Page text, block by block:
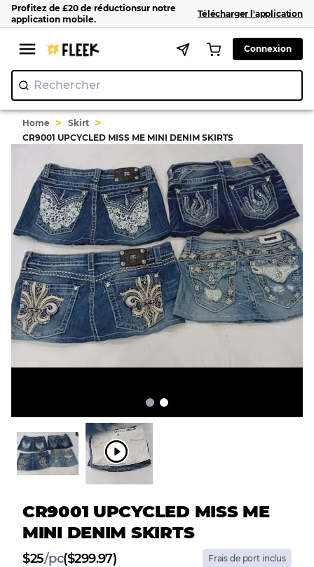
Profitez de £20 de réductionsur notre
application mobile. Télécharger l'application
Connexion
Rechercher
Home > Skirt >
CR9001 UPCYCLED MISS ME MINI DENIM SKIRTS
CR9001 UPCYCLED MISS ME
MINI DENIM SKIRTS
$25/pc($299.97) Frais de port inclus